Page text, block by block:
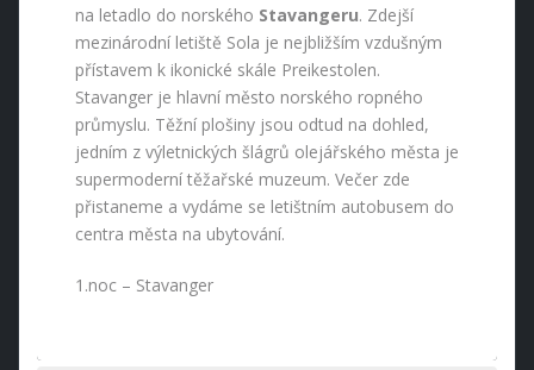
na letadlo do norského Stavangeru. Zdejší
mezinárodní letiště Sola je nejbližším vzdušným
přístavem k ikonické skále Preikestolen.
Stavanger je hlavní město norského ropného
průmyslu. Těžní plošiny jsou odtud na dohled,
jedním z výletnických šlágrů olejářského města je
supermoderní těžařské muzeum. Večer zde
přistaneme a vydáme se letištním autobusem do
centra města na ubytování.
1.noc – Stavanger